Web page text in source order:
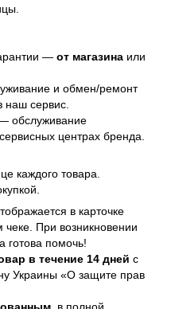
— от магазина или
и обмен/ремонт
наш сервис.
обслуживание
центрах бренда.
каждого товара.
в карточке
чеке. При возникновении
готова помочь!
в течение 14 дней с
Украины «О защите прав
, в полной